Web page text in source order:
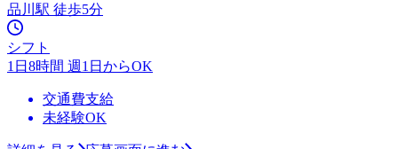
品川駅 徒歩5分
シフト
1日8時間 週1日からOK
交通費支給
未経験OK